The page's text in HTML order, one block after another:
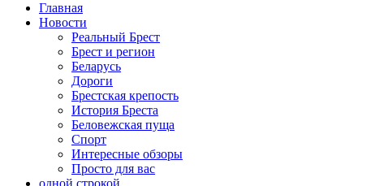
Главная
Новости
Реальный Брест
Брест и регион
Беларусь
Дороги
Брестская крепость
История Бреста
Беловежская пуща
Спорт
Интересные обзоры
Просто для вас
одной строкой